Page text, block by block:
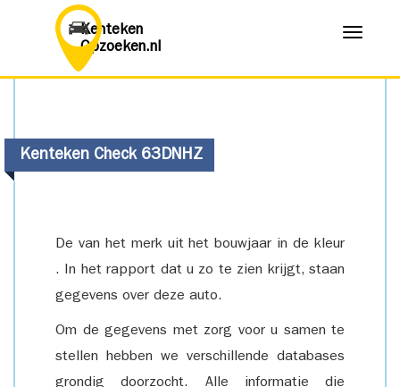
Kenteken
Opzoeken.nl
Menu
Kenteken Check 63DNHZ
De van het merk uit het bouwjaar in de kleur
. In het rapport dat u zo te zien krijgt, staan
gegevens over deze auto.
Om de gegevens met zorg voor u samen te
stellen hebben we verschillende databases
grondig doorzocht. Alle informatie die